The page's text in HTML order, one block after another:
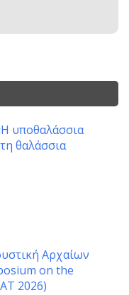
υποθαλάσσια
θαλάσσια
Αρχαίων
on the
2026)